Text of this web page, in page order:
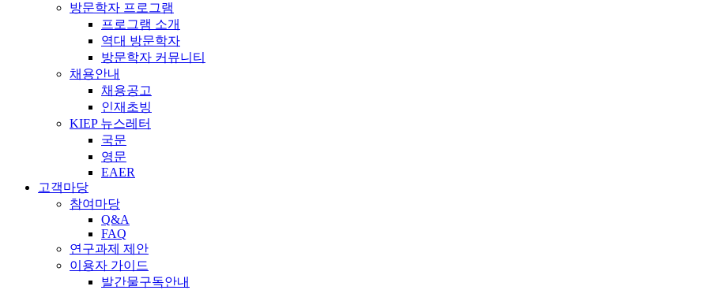
방문학자 프로그램
프로그램 소개
역대 방문학자
방문학자 커뮤니티
채용안내
채용공고
인재초빙
KIEP 뉴스레터
국문
영문
EAER
고객마당
참여마당
Q&A
FAQ
연구과제 제안
이용자 가이드
발간물구독안내